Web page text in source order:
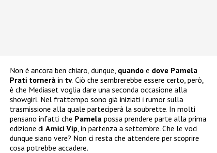
Non è ancora ben chiaro, dunque, quando e dove Pamela
Prati tornerà in tv. Ciò che sembrerebbe essere certo, però,
è che Mediaset voglia dare una seconda occasione alla
showgirl. Nel frattempo sono già iniziati i rumor sulla
trasmissione alla quale parteciperà la soubrette. In molti
pensano infatti che Pamela possa prendere parte alla prima
edizione di Amici Vip , in partenza a settembre. Che le voci
dunque siano vere? Non ci resta che attendere per scoprire
cosa potrebbe accadere.